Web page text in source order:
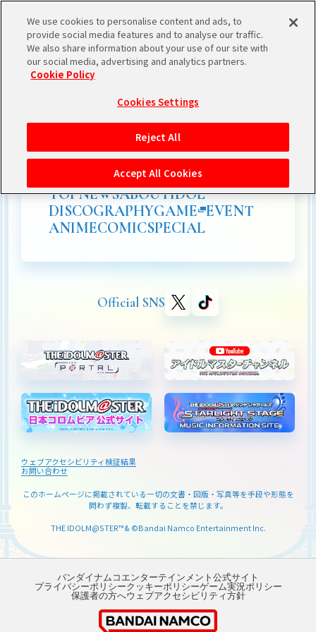
TOPNEWSABOUTIDOL
DISCOGRAPHYGAME EVENT
ANIMECOMICSPECIAL
Official SNS
ウェブアクセシビリティ検証結果
お問い合わせ
このホームページに掲載されている一切の文書・図版・写真等を手段や形態を
問わず複製、転載することを禁じます。
THE IDOLM@STER™& ©Bandai Namco Entertainment Inc.
バンダイナムコエンターテインメント公式サイト
プライバシーポリシークッキーポリシーゲーム実況ポリシー
保護者の方へウェブアクセシビリティ方針
We use cookies to personalise content and ads, to
provide social media features and to analyse our traffic.
We also share information about your use of our site with
our social media, advertising and analytics partners.
Cookie Policy
Cookies Settings
Reject All
Accept All Cookies